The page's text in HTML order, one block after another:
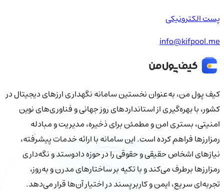
پست الکترونیکی
info@kifpool.me
کیف‌ پول من، به‌عنوان نخستین سامانه نگهداری ارزهای دیجیتال در
کشور، با بهره‌گیری از استانداردهای روز جهانی و فناوری‌های نوین
امنیتی، بستری امن و مطمئن برای ذخیره، مدیریت و مبادله
رمزارزها فراهم کرده است. این سامانه با ارائه خدمات پیشرفته،
نیازهای اشخاص حقیقی و حقوقی را در حوزه دادوستد و نگه‌داری
رمزارزها برطرف می‌کند و با تکیه بر ساختارهای مدرن و به‌روز،
تجربه‌ای سریع، ایمن و کاربرپسند در اختیار آن‌ها قرار می‌دهد.